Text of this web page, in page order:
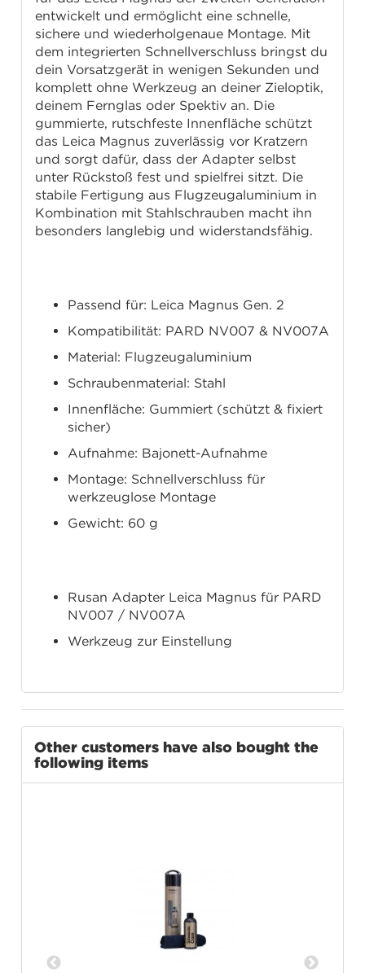
entwickelt und ermöglicht eine schnelle,
sichere und wiederholgenaue Montage. Mit
dem integrierten Schnellverschluss bringst du
dein Vorsatzgerät in wenigen Sekunden und
komplett ohne Werkzeug an deiner Zieloptik,
deinem Fernglas oder Spektiv an. Die
gummierte, rutschfeste Innenfläche schützt
das Leica Magnus zuverlässig vor Kratzern
und sorgt dafür, dass der Adapter selbst
unter Rückstoß fest und spielfrei sitzt. Die
stabile Fertigung aus Flugzeugaluminium in
Kombination mit Stahlschrauben macht ihn
besonders langlebig und widerstandsfähig.
Passend für: Leica Magnus Gen. 2
Kompatibilität: PARD NV007 & NV007A
Material: Flugzeugaluminium
Schraubenmaterial: Stahl
Innenfläche: Gummiert (schützt & fixiert
sicher)
Aufnahme: Bajonett-Aufnahme
Montage: Schnellverschluss für
werkzeuglose Montage
Gewicht: 60 g
Rusan Adapter Leica Magnus für PARD
NV007 / NV007A
Werkzeug zur Einstellung
Other customers have also bought the
following items